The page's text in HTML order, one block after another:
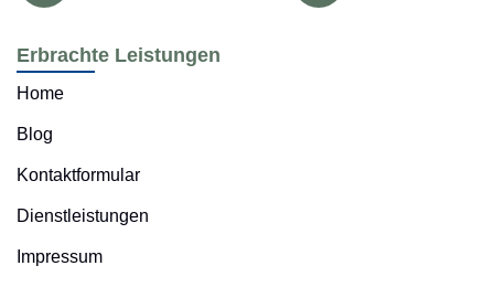
Erbrachte Leistungen
Home
Blog
Kontaktformular
Dienstleistungen
Impressum